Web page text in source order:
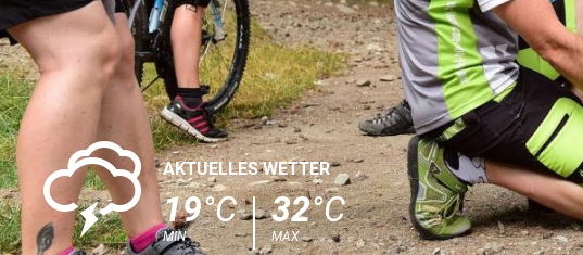
0 AKTUELLES WETTER
19°C
MIN
32°C
MAX